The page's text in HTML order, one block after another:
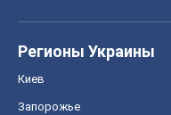
Регионы Украины
Киев
Запорожье